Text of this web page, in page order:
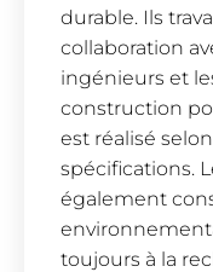
durable. Ils
collaboration
ingénieurs et
construction
est réalisé
spécifications.
également
toujours à la